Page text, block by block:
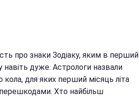
про знаки Зодіаку, яким в перший
навіть дуже. Астрологи назвали
кола, для яких перший місяць літа
Хто найбільш